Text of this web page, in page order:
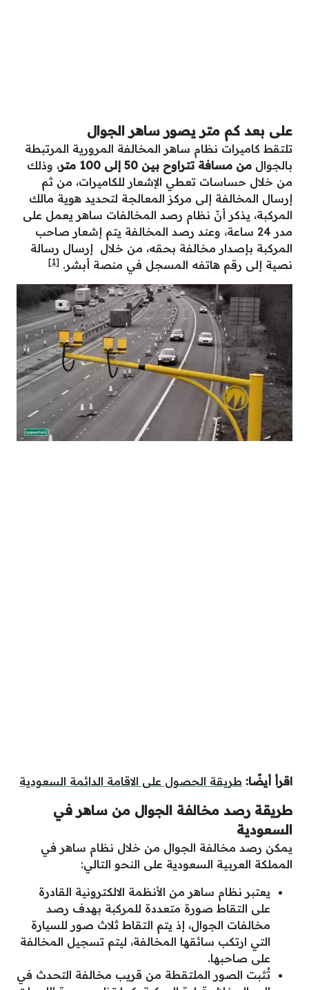
على بعد كم متر يصور ساهر الجوال
تلتقط كاميرات نظام ساهر المخالفة المرورية المرتبطة
بالجوال من مسافة تتراوح بين 50 إلى 100 متر
، وذلك
من خلال حساسات تعطي الإشعار للكاميرات، من ثم
إرسال المخالفة إلى مركز المعالجة لتحديد هوية مالك
المركبة، يذكر أنّ نظام رصد المخالفات ساهر يعمل على
مدر 24 ساعة، وعند رصد المخالفة يتم إشعار صاحب
المركبة بإصدار مخالفة بحقه، من خلال إرسال رسالة
نصية إلى رقم هاتفه المسجل في منصة أبشر. [1]
اقرأ أيضًا: طريقة الحصول على الاقامة الدائمة السعودية
طريقة رصد مخالفة الجوال من ساهر في
السعودية
يمكن رصد مخالفة الجوال من خلال نظام ساهر في
المملكة العربية السعودية على النحو التالي:
يعتبر نظام ساهر من الأنظمة الالكترونية القادرة
على التقاط صورة متعددة للمركبة بهدف رصد
مخالفات الجوال، إذ يتم التقاط ثلاث صور للسيارة
التي ارتكب سائقها المخالفة، ليتم تسجيل المخالفة
على صاحبها.
تُثبت الصور الملتقطة من قريب مخالفة التحدث في